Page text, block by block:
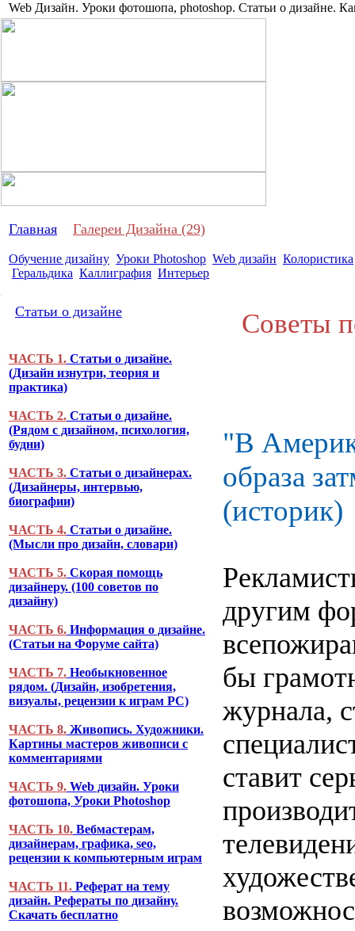
Web Дизайн. Уроки фотошопа, photoshop. Статьи о дизайне.
Главная Галереи Дизайна (29)
Обучение дизайну Уроки Photoshop Web дизайн Колористика
Геральдика Каллиграфия Интерьер
Статьи о дизайне
ЧАСТЬ 1. Статьи о дизайне.
(Дизайн изнутри, теория и
практика)
ЧАСТЬ 2. Статьи о дизайне.
(Рядом с дизайном, психология,
будни)
ЧАСТЬ 3. Статьи о дизайнерах.
(Дизайнеры, интервью,
биографии)
ЧАСТЬ 4. Статьи о дизайне.
(Мысли про дизайн, словари)
ЧАСТЬ 5. Скорая помощь
дизайнеру. (100 советов по
дизайну)
ЧАСТЬ 6. Информация о дизайне.
(Статьи на Форуме сайта)
ЧАСТЬ 7. Необыкновенное
рядом. (Дизайн, изобретения,
визуалы, рецензии к играм PC)
ЧАСТЬ 8. Живопись. Художники.
Картины мастеров живописи с
комментариями
ЧАСТЬ 9. Web дизайн. Уроки
фотошопа, Уроки Photoshop
ЧАСТЬ 10. Вебмастерам,
дизайнерам, графика, seo,
рецензии к компьютерным играм
ЧАСТЬ 11. Реферат на тему
дизайн. Рефераты по дизайну.
Скачать бесплатно
Советы
"В
образа
(историк)
другим
бы
журнала,
ставит